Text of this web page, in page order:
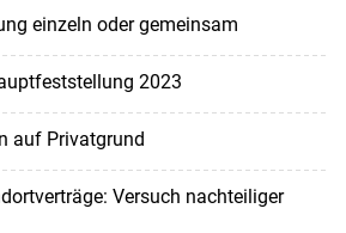
einzeln oder gemeinsam
2023
auf Privatgrund
Versuch nachteiliger